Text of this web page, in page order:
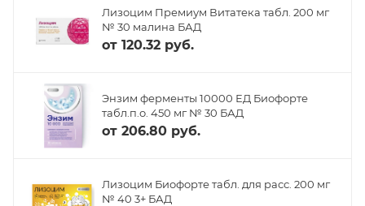
Лизоцим Премиум Витатека табл. 200 мг
№ 30 малина БАД
от 120.32 руб.
Энзим ферменты 10000 ЕД Биофорте
табл.п.о. 450 мг № 30 БАД
от 206.80 руб.
Лизоцим Биофорте табл. для расс. 200 мг
№ 40 3+ БАД